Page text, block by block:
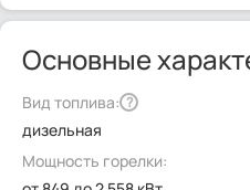
Основные
Вид топлива: ?
дизельная
Мощность горелки: